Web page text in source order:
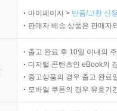
마이페이지 > 반품/교환 신
판매자 배송 상품은 판매자
출고 완료 후 10일 이내의
디지털 콘텐츠인 eBook의
중고상품의 경우 출고 완료
모바일 쿠폰의 경우 유효기